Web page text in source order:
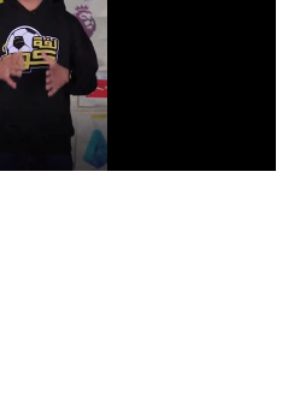
الدوري السعودي للمحترفين